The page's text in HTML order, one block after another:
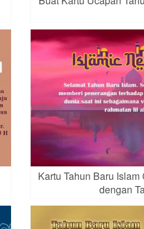
Kartu Tahun Baru
dengan